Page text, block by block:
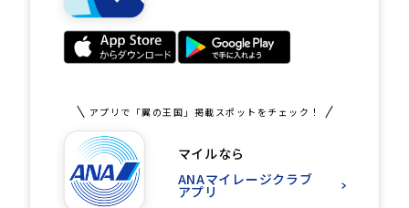
アプリで「翼の王国」掲載スポットをチェック！
マイルなら
ANAマイレージクラブ
アプリ